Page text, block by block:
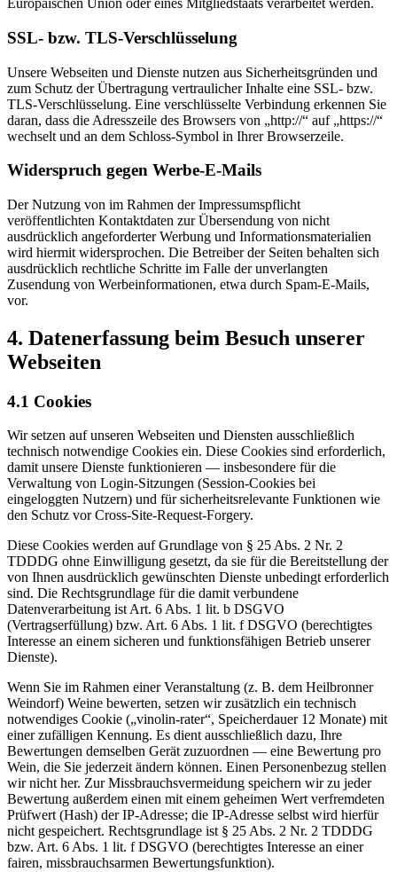
Europäischen Union oder eines Mitgliedstaats verarbeitet werden.
SSL- bzw. TLS-Verschlüsselung
Unsere Webseiten und Dienste nutzen aus Sicherheitsgründen und
zum Schutz der Übertragung vertraulicher Inhalte eine SSL- bzw.
TLS-Verschlüsselung. Eine verschlüsselte Verbindung erkennen Sie
daran, dass die Adresszeile des Browsers von „http://“ auf „https://“
wechselt und an dem Schloss-Symbol in Ihrer Browserzeile.
Widerspruch gegen Werbe-E-Mails
Der Nutzung von im Rahmen der Impressumspflicht
veröffentlichten Kontaktdaten zur Übersendung von nicht
ausdrücklich angeforderter Werbung und Informationsmaterialien
wird hiermit widersprochen. Die Betreiber der Seiten behalten sich
ausdrücklich rechtliche Schritte im Falle der unverlangten
Zusendung von Werbeinformationen, etwa durch Spam-E-Mails,
vor.
4. Datenerfassung beim Besuch unserer
Webseiten
4.1 Cookies
Wir setzen auf unseren Webseiten und Diensten ausschließlich
technisch notwendige Cookies ein. Diese Cookies sind erforderlich,
damit unsere Dienste funktionieren — insbesondere für die
Verwaltung von Login-Sitzungen (Session-Cookies bei
eingeloggten Nutzern) und für sicherheitsrelevante Funktionen wie
den Schutz vor Cross-Site-Request-Forgery.
Diese Cookies werden auf Grundlage von § 25 Abs. 2 Nr. 2
TDDDG ohne Einwilligung gesetzt, da sie für die Bereitstellung der
von Ihnen ausdrücklich gewünschten Dienste unbedingt erforderlich
sind. Die Rechtsgrundlage für die damit verbundene
Datenverarbeitung ist Art. 6 Abs. 1 lit. b DSGVO
(Vertragserfüllung) bzw. Art. 6 Abs. 1 lit. f DSGVO (berechtigtes
Interesse an einem sicheren und funktionsfähigen Betrieb unserer
Dienste).
Wenn Sie im Rahmen einer Veranstaltung (z. B. dem Heilbronner
Weindorf) Weine bewerten, setzen wir zusätzlich ein technisch
notwendiges Cookie („vinolin-rater“, Speicherdauer 12 Monate) mit
einer zufälligen Kennung. Es dient ausschließlich dazu, Ihre
Bewertungen demselben Gerät zuzuordnen — eine Bewertung pro
Wein, die Sie jederzeit ändern können. Einen Personenbezug stellen
wir nicht her. Zur Missbrauchsvermeidung speichern wir zu jeder
Bewertung außerdem einen mit einem geheimen Wert verfremdeten
Prüfwert (Hash) der IP-Adresse; die IP-Adresse selbst wird hierfür
nicht gespeichert. Rechtsgrundlage ist § 25 Abs. 2 Nr. 2 TDDDG
bzw. Art. 6 Abs. 1 lit. f DSGVO (berechtigtes Interesse an einer
fairen, missbrauchsarmen Bewertungsfunktion).